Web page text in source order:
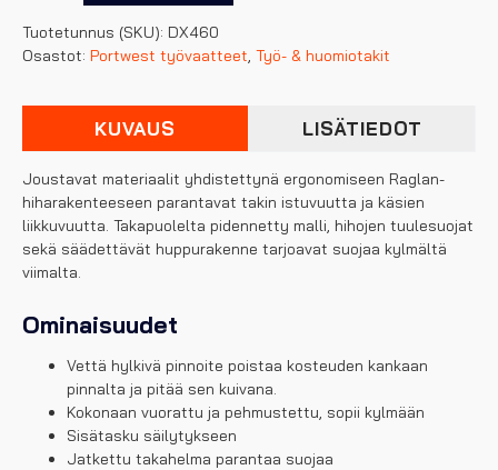
Talvitakki
määrä
Tuotetunnus (SKU): DX460
Osastot: Portwest työvaatteet, Työ- & huomiotakit
KUVAUS LISÄTIEDOT
Joustavat materiaalit yhdistettynä ergonomiseen Raglan-
hiharakenteeseen parantavat takin istuvuutta ja käsien
liikkuvuutta. Takapuolelta pidennetty malli, hihojen tuulesuojat
sekä säädettävät huppurakenne tarjoavat suojaa kylmältä
viimalta.
Ominaisuudet
Vettä hylkivä pinnoite poistaa kosteuden kankaan
pinnalta ja pitää sen kuivana.
Kokonaan vuorattu ja pehmustettu, sopii kylmään
Sisätasku säilytykseen
Jatkettu takahelma parantaa suojaa